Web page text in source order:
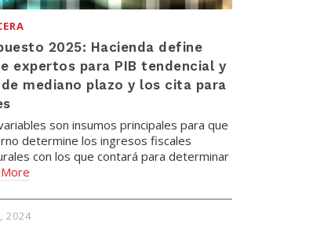
2025: Hacienda define
expertos para PIB tendencial y
mediano plazo y los cita para
son insumos principales para que
determine los ingresos fiscales
con los que contará para determinar
2024